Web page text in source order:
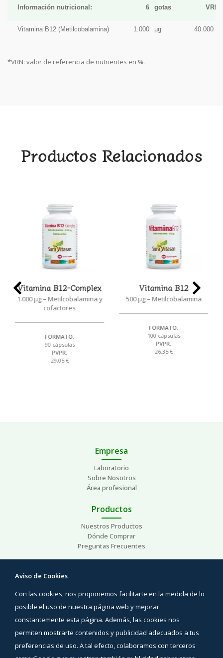
Información nutricional: 6 gotas VRN*
Vitamina B12 (Metilcobalamina) 1.000 µg 40.000 %
*VRN: valor de referencia de nutrientes en %.
Productos Relacionados
Vitamina B12-Complex
1.000 μg – Metilcobalamina y
cofactores
FORMATO:
90 cápsulas
PVPR:
29,05 €
Vitamina B12
500 μg – Metilcobalamina
FORMATO:
100 cápsulas
PVPR:
26,35 €
Empresa
Laboratorio
Sobre Nosotros
Área profesional
Productos
Nuestros Productos
Dónde Comprar
Preguntas Frecuentes
Áreas de interés
Contacto
Síguenos
Facebook
Aviso de Cookies
Con las cookies, nos proponemos facilitarte en la medida de lo
posible el uso de nuestra página web y mejorar
constantemente esta página. Además, las cookies nos
permiten mostrarte contenidos y publicidad adecuados a tus
preferencias de uso. A tal efecto, colaboramos con terceros